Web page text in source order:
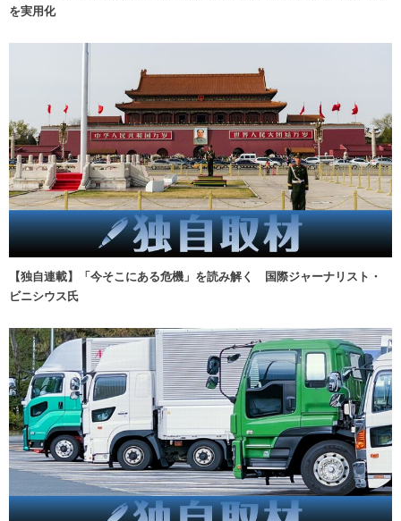
を実用化
【独自連載】「今そこにある危機」を読み解く 国際ジャーナリスト・
ビニシウス氏